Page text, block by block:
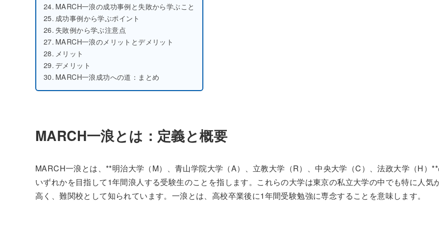
MARCH一浪の成功事例と失敗から学ぶこと
成功事例から学ぶポイント
失敗例から学ぶ注意点
MARCH一浪のメリットとデメリット
メリット
デメリット
MARCH一浪成功への道：まとめ
MARCH一浪とは：定義と概要
MARCH一浪とは、**明治大学（M）、青山学院大学（A）、立教大学（R）、中央大学（C）、法政大学（H）
いずれかを目指して1年間浪人する受験生のことを指します。これらの大学は東京の私立大学の中でも特に人気
高く、難関校として知られています。一浪とは、高校卒業後に1年間受験勉強に専念することを意味します。